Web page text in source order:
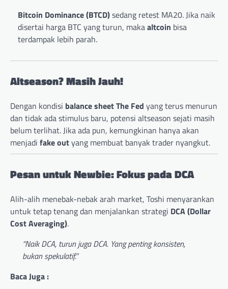
Bitcoin Dominance (BTCD)sedang retest MA20. Jika naik
disertai harga BTC yang turun, makaaltcoin bisa
terdampak lebih parah.
Altseason? Masih Jauh!
Dengan kondisi balance sheet The Fed yang terus menurun
dan tidak ada stimulus baru, potensi altseason sejati masih
belum terlihat. Jika ada pun, kemungkinan hanya akan
menjadi fake outyang membuat banyak trader nyangkut.
Pesan untuk Newbie: Fokus pada DCA
Alih-alih menebak-nebak arah market, Toshi menyarankan
untuk tetap tenang dan menjalankan strategi DCA (Dollar
Cost Averaging).
“Naik DCA, turun juga DCA. Yang penting konsisten,
bukan spekulatif.”
Baca Juga :